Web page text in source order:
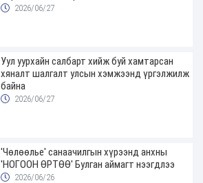
2026/06/27
Уул уурхайн салбарт хийж буй хамтарсан
хяналт шалгалт улсын хэмжээнд үргэлжилж
байна
2026/06/27
'Чөлөөлье' санаачилгын хүрээнд анхны
'НОГООН ӨРТӨӨ' Булган аймагт нээгдлээ
2026/06/26